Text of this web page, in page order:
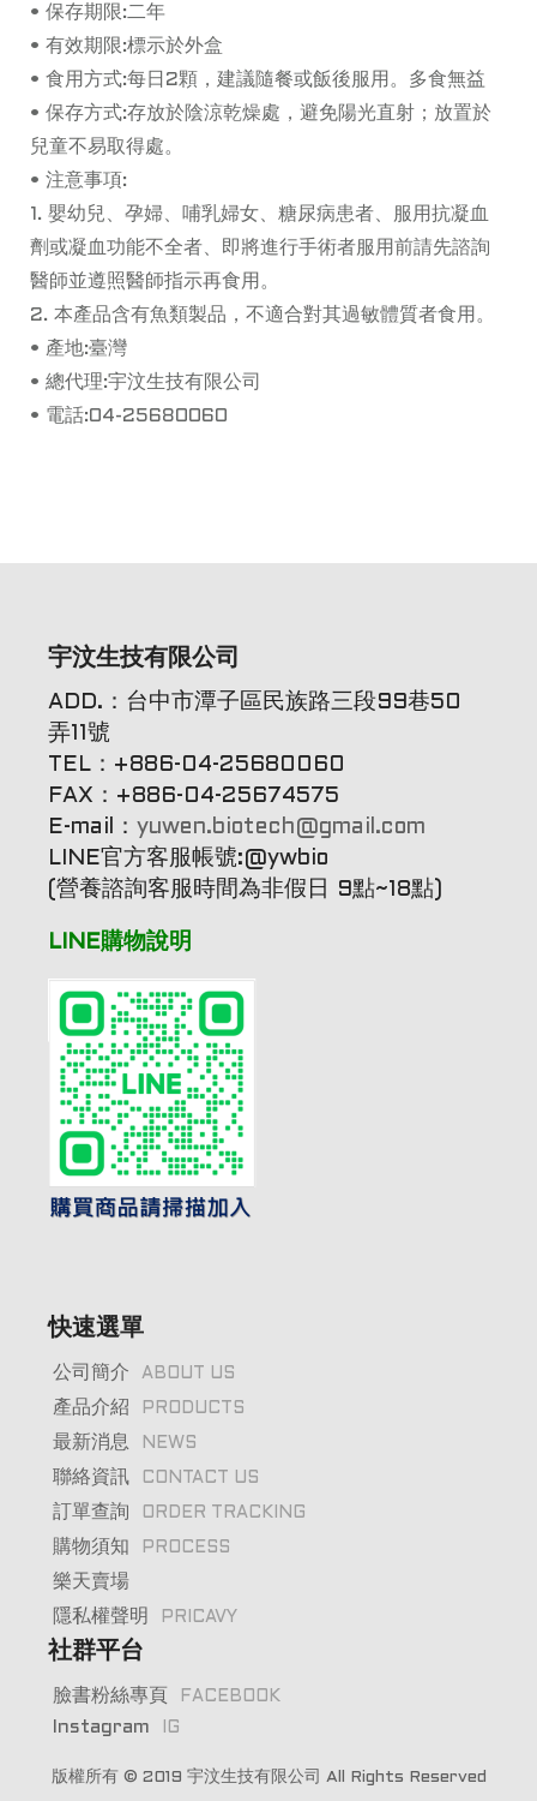
• 保存期限:二年
• 有效期限:標示於外盒
• 食用方式:每日2顆，建議隨餐或飯後服用。多食無益
• 保存方式:存放於陰涼乾燥處，避免陽光直射；放置於
兒童不易取得處。
• 注意事項:
1. 嬰幼兒、孕婦、哺乳婦女、糖尿病患者、服用抗凝血
劑或凝血功能不全者、即將進行手術者服用前請先諮詢
醫師並遵照醫師指示再食用。
2. 本產品含有魚類製品，不適合對其過敏體質者食用。
• 產地:臺灣
• 總代理:宇汶生技有限公司
• 電話:04-25680060
宇汶生技有限公司
ADD.：台中市潭子區民族路三段99巷50
弄11號
TEL：+886-04-25680060
FAX：+886-04-25674575
E-mail： yuwen.biotech@gmail.com
LINE官方客服帳號:@ywbio
(營養諮詢客服時間為非假日 9點~18點)
LINE購物說明
快速選單
公司簡介 ABOUT US
產品介紹 PRODUCTS
最新消息 NEWS
聯絡資訊 CONTACT US
訂單查詢 ORDER TRACKING
購物須知 PROCESS
樂天賣場
隱私權聲明
PRICAVY
社群平台
臉書粉絲專頁 FACEBOOK
Instagram IG
版權所有 © 2019 宇汶生技有限公司 All Rights Reserved